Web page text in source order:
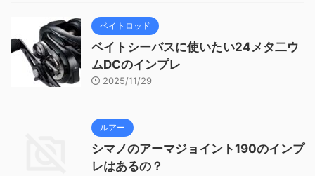
ベイトロッド
ベイトシーバスに使いたい24メタ二ウ
ムDCのインプレ
2025/11/29
ルアー
シマノのアーマジョイント190のインプ
レはあるの？